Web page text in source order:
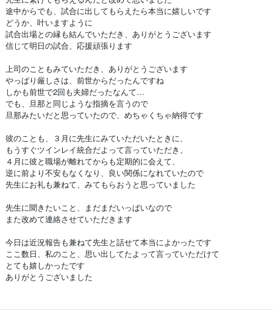
途中からでも、試合に出してもらえたら本当に嬉しいです
どうか、叶いますように
試合出場との縁も結んでいただき、ありがとうございます
信じて明日の試合、応援頑張ります
上司のこともみていただき、ありがとうございます
やっぱり厳しさは、前世からだったんですね
しかも前世で2回も夫婦だったなんて…
でも、旦那と同じような指摘を言うので
旦那みたいだと思っていたので、めちゃくちゃ納得です
彼のことも、３月に先生にみていただいたときに、
もうすぐツインレイ統合だよって言っていただき、
４月に彼と職場が離れてからも定期的に会えて、
逆に前より不安もなくなり、良い関係になれていたので
先生にお礼も兼ねて、みてもらおうと思っていました
先生に聞きたいこと、まだまだいっぱいなので
また改めて連絡させていただきます
今日は近況報告も兼ねて先生と話せて本当によかったです
ここ数日、私のこと、思い出してたよって言っていただけて
とても嬉しかったです
ありがとうございました